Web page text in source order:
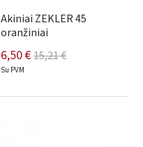
Akiniai ZEKLER 45
oranžiniai
6,50 €15,21 €
Su PVM